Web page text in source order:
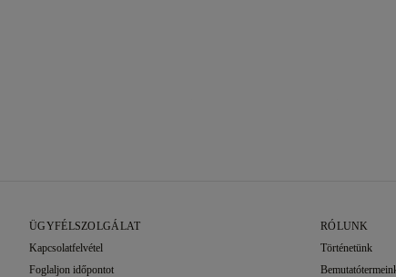
ÜGYFÉLSZOLGÁLAT
Kapcsolatfelvétel
Foglaljon időpontot
RÓLUNK
Történetünk